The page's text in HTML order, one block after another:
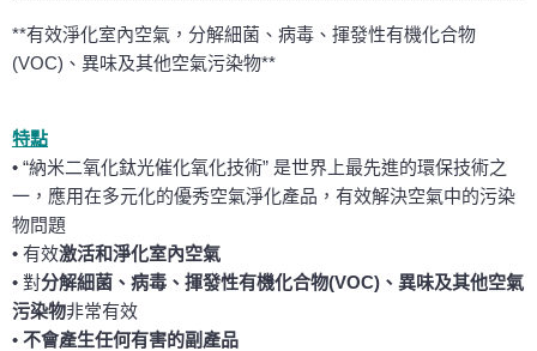
**有效淨化室內空氣，分解細菌、病毒、揮發性有機化合物
(VOC)、異味及其他空氣污染物**
特點
• “納米二氧化鈦光催化氧化技術” 是世界上最先進的環保技術之
一，應用在多元化的優秀空氣淨化產品，有效解決空氣中的污染
物問題
• 有效激活和淨化室內空氣
• 對分解細菌、病毒、揮發性有機化合物(VOC)、異味及其他空氣
污染物非常有效
• 不會產生任何有害的副產品